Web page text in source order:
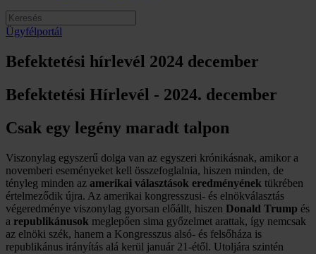
Ügyfélportál
Befektetési hírlevél 2024 december
Befektetési Hírlevél - 2024. december
Csak egy legény maradt talpon
Viszonylag egyszerű dolga van az egyszeri krónikásnak, amikor a
novemberi eseményeket kell összefoglalnia, hiszen minden, de
tényleg minden az amerikai választások eredményének tükrében
értelmeződik újra. Az amerikai kongresszusi- és elnökválasztás
végeredménye viszonylag gyorsan előállt, hiszen Donald Trump és
a republikánusok meglepően sima győzelmet arattak, így nemcsak
az elnöki szék, hanem a Kongresszus alsó- és felsőháza is
republikánus irányítás alá kerül január 21-étől. Utoljára szintén